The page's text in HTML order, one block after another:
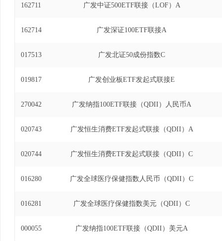
162711 广发中证500ETF联接（LOF）A
162714 广发深证100ETF联接A
017513 广发北证50成份指数C
019817 广发创业板ETF发起式联接E
270042 广发纳指100ETF联接（QDII）人民币A
020743 广发恒生消费ETF发起式联接（QDII）A
020744 广发恒生消费ETF发起式联接（QDII）C
016280 广发全球医疗保健指数人民币（QDII）C
016281 广发全球医疗保健指数美元（QDII）C
000055 广发纳指100ETF联接（QDII）美元A